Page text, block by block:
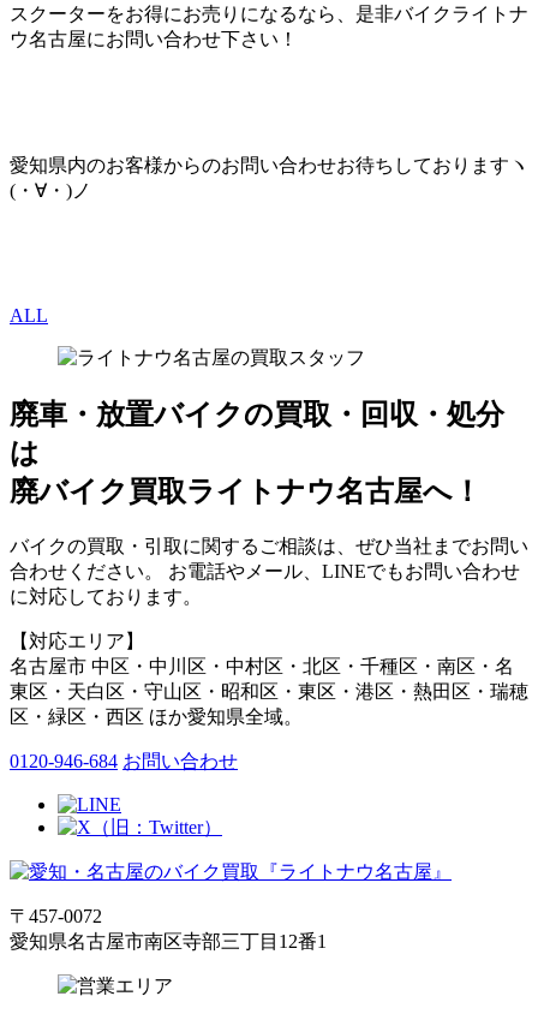
スクーターをお得にお売りになるなら、是非バイクライトナ
ウ名古屋にお問い合わせ下さい！
愛知県内のお客様からのお問い合わせお待ちしておりますヽ
(・∀・)ノ
ALL
廃車・放置バイクの買取・回収・処分
は
廃バイク買取ライトナウ名古屋へ！
バイクの買取・引取に関するご相談は、ぜひ当社までお問い
合わせください。 お電話やメール、LINEでもお問い合わせ
に対応しております。
【対応エリア】
名古屋市 中区・中川区・中村区・北区・千種区・南区・名
東区・天白区・守山区・昭和区・東区・港区・熱田区・瑞穂
区・緑区・西区 ほか愛知県全域。
0120-946-684 お問い合わせ
〒457-0072
愛知県名古屋市南区寺部三丁目12番1